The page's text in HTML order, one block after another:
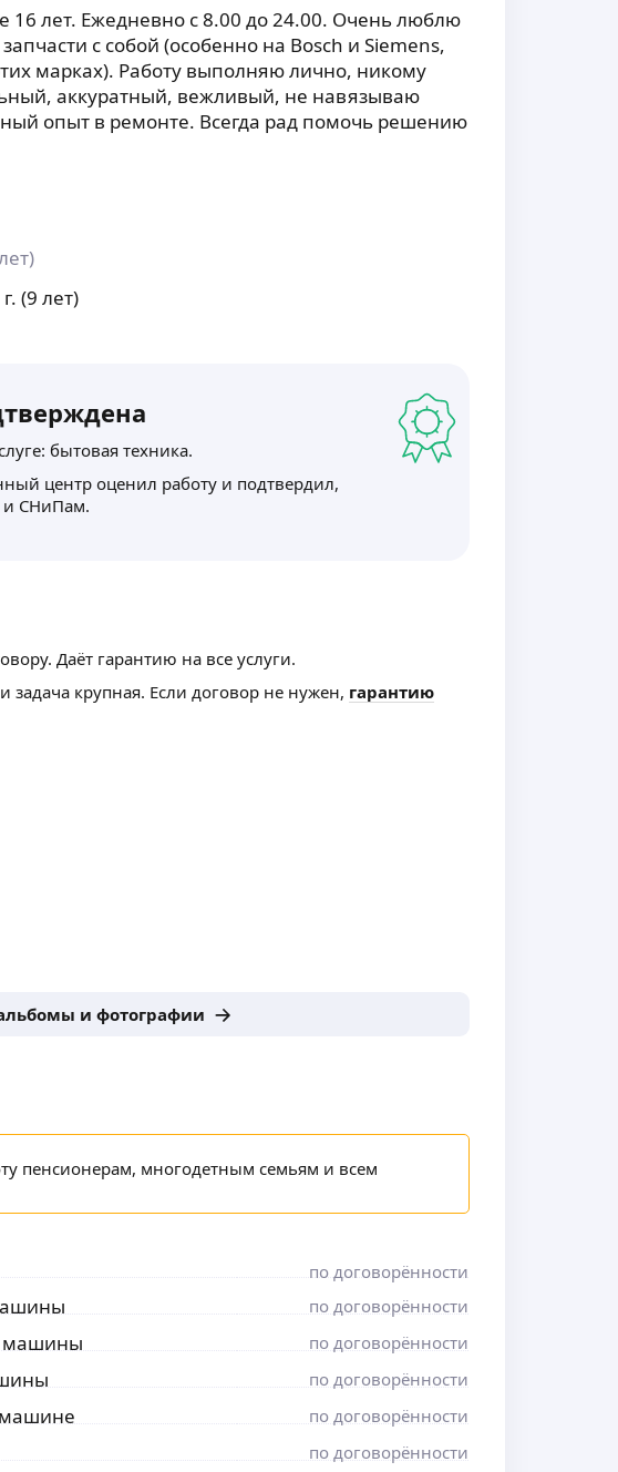
16 лет. Ежедневно с 8.00 до 24.00. Очень люблю
с собой (особенно на Bosch и Siemens,
марках). Работу выполняю лично, никому
аккуратный, вежливый, не навязываю
опыт в ремонте. Всегда рад помочь решению
(9 лет)
бытовая техника.
центр оценил работу и подтвердил,
и СНиПам.
Даёт гарантию на все услуги.
задача крупная. Если договор не нужен, гарантию
и фотографии
пенсионерам, многодетным семьям и всем
по договорённости
по договорённости
машины по договорённости
по договорённости
машине по договорённости
по договорённости